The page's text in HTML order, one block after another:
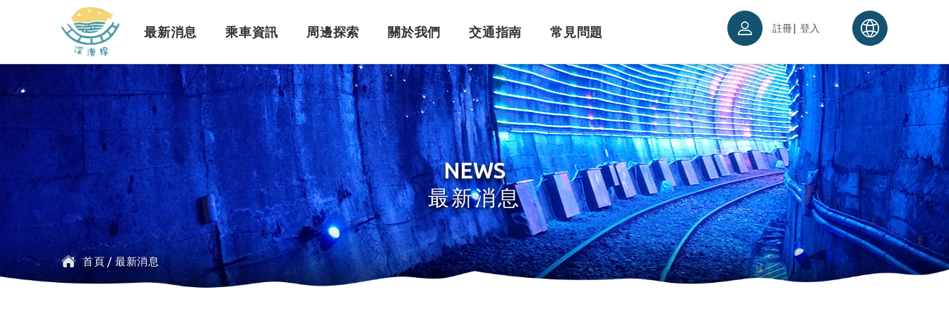
最新消息
訊息公告
乘車資訊
行車路線 票價時刻 購票須知 訂票系統 退票須知 入場須知
周邊探索
景點介紹 探索行程介紹
關於我們
緣起簡介 設施介紹 角色介紹 車體設計 永續理念
交通指南
公車 自行開車
常見問題
一般問題 訂票問題 訂單問題 搭乘問題
註冊| 登入
NEWS
最新消息
首頁 /最新消息